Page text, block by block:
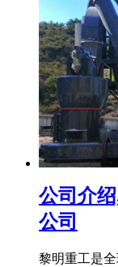
公司介
公司
黎明重工是